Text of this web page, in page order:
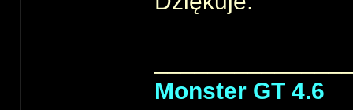
Monster GT 4.6